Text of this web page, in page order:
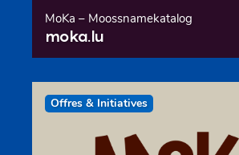
MoKa – Moossnamekatalog
moka.lu
Offres & Initiatives